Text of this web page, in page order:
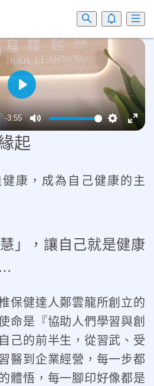
-3:55
起
健康，成為自己健康的主
」，讓自己就是健康
保健達人鄭雲龍所創立的
命是『協助人們學習與創
己的前半生，從習武、受
醫到企業經營，每一步都
體悟，每一腳印好像都是